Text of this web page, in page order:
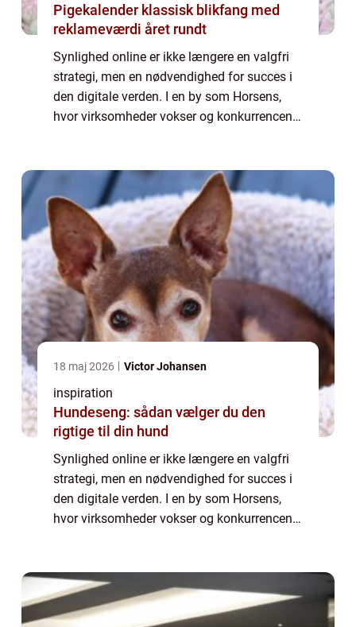
Pigekalender klassisk blikfang med
reklameværdi året rundt
Synlighed online er ikke længere en valgfri
strategi, men en nødvendighed for succes i
den digitale verden. I en by som Horsens,
hvor virksomheder vokser og konkurrencen
18 maj 2026 Victor Johansen
inspiration
Hundeseng: sådan vælger du den
rigtige til din hund
Synlighed online er ikke længere en valgfri
strategi, men en nødvendighed for succes i
den digitale verden. I en by som Horsens,
hvor virksomheder vokser og konkurrencen